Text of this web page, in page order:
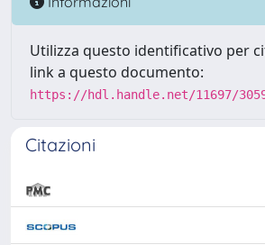
Utilizza questo identificativo per
link a questo documento:
https://hdl.handle.net/11697/
Citazioni